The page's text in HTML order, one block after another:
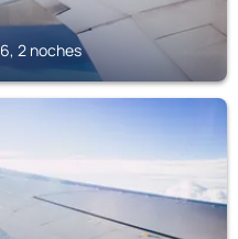
2 noches